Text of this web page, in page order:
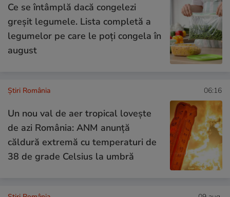
Ce se întâmplă dacă congelezi
greșit legumele. Lista completă a
legumelor pe care le poți congela în
august
Știri România 06:16
Un nou val de aer tropical lovește
de azi România: ANM anunță
căldură extremă cu temperaturi de
38 de grade Celsius la umbră